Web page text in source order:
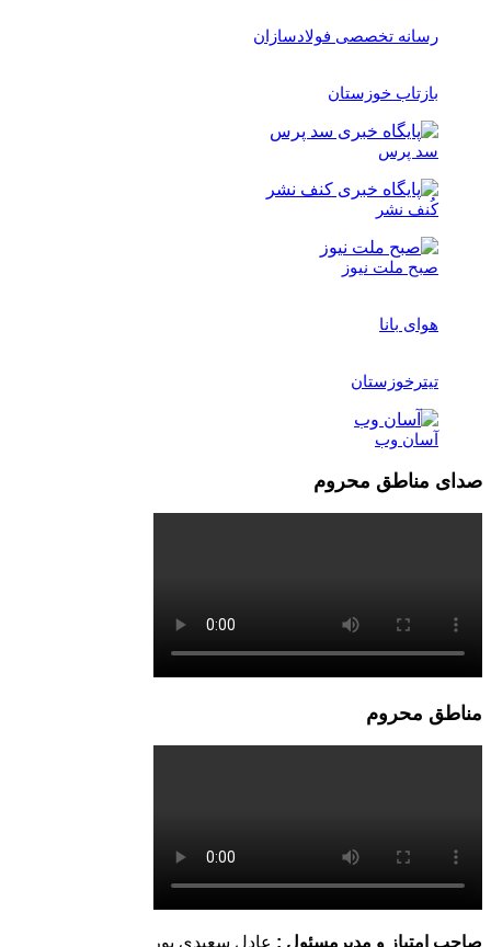
رسانه تخصصی فولادسازان
بازتاب خوزستان
سد پرس
کُنف نشر
صبح ملت نیوز
هوای بانا
تیترخوزستان
آسان وب
صدای مناطق محروم
مناطق محروم
صاحب امتیاز و مدیرمسئول : عادل سعیدی پور